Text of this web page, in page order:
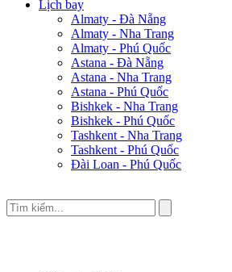
Lịch bay
Almaty - Đà Nẵng
Almaty - Nha Trang
Almaty - Phú Quốc
Astana - Đà Nẵng
Astana - Nha Trang
Astana - Phú Quốc
Bishkek - Nha Trang
Bishkek - Phú Quốc
Tashkent - Nha Trang
Tashkent - Phú Quốc
Đài Loan - Phú Quốc